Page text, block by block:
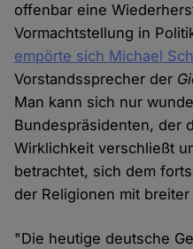
offenbar eine
Vormachtstellung in
empörte sich Michael
Vorstandssprecher der
Man kann sich nur
Bundespräsidenten, der
Wirklichkeit verschließt
betrachtet, sich dem
der Religionen mit
"Die heutige deutsche